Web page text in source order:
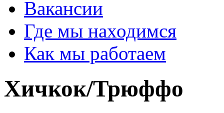
Вакансии
Где мы находимся
Как мы работаем
Хичкок/Трюффо